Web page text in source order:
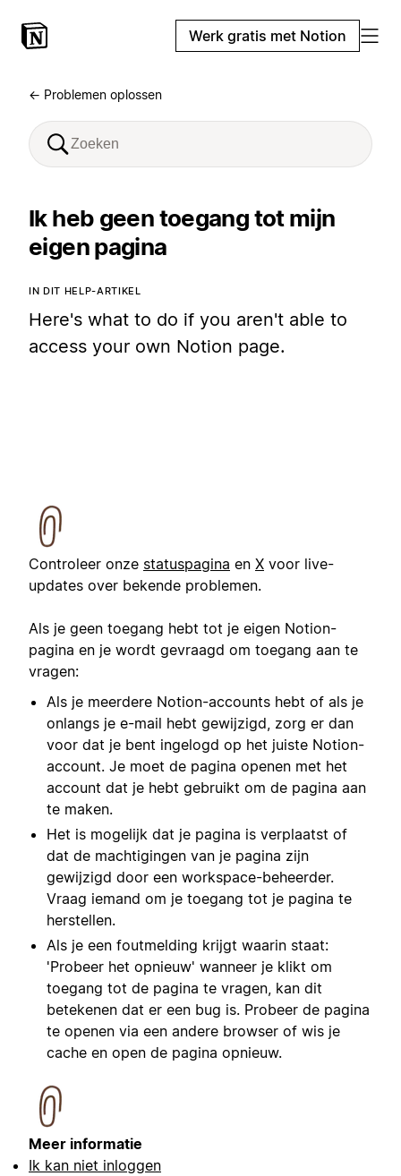
Werk gratis met Notion
← Problemen oplossen
Ik heb geen toegang tot mijn
eigen pagina
IN DIT HELP-ARTIKEL
Here's what to do if you aren't able to
access your own Notion page.
Controleer onze statuspagina en X voor live-
updates over bekende problemen.
Als je geen toegang hebt tot je eigen Notion-
pagina en je wordt gevraagd om toegang aan te
vragen:
Als je meerdere Notion-accounts hebt of als je
onlangs je e-mail hebt gewijzigd, zorg er dan
voor dat je bent ingelogd op het juiste Notion-
account. Je moet de pagina openen met het
account dat je hebt gebruikt om de pagina aan
te maken.
Het is mogelijk dat je pagina is verplaatst of
dat de machtigingen van je pagina zijn
gewijzigd door een workspace-beheerder.
Vraag iemand om je toegang tot je pagina te
herstellen.
Als je een foutmelding krijgt waarin staat:
'Probeer het opnieuw' wanneer je klikt om
toegang tot de pagina te vragen, kan dit
betekenen dat er een bug is. Probeer de pagina
te openen via een andere browser of wis je
cache en open de pagina opnieuw.
Meer informatie
Ik kan niet inloggen